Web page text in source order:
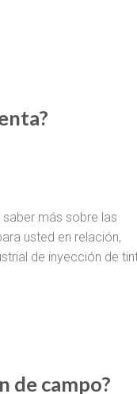
más sobre las
usted en relación,
de inyección de
de campo?